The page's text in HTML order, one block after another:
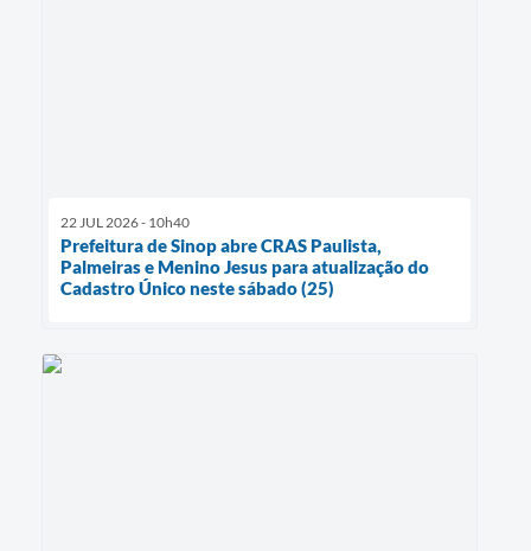
22 JUL 2026 - 10h40
Prefeitura de Sinop abre CRAS Paulista,
Palmeiras e Menino Jesus para atualização do
Cadastro Único neste sábado (25)